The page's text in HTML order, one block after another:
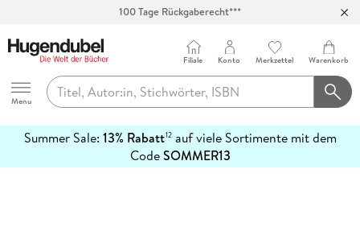
100 Tage Rückgaberecht***
Hugendubel
Menu
Filiale Konto Merkzettel Warenkorb
Summer Sale: 13% Rabatt12auf viele Sortimente mit dem
CodeSOMMER13
erfahren